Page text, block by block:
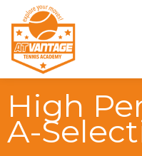
High
A-